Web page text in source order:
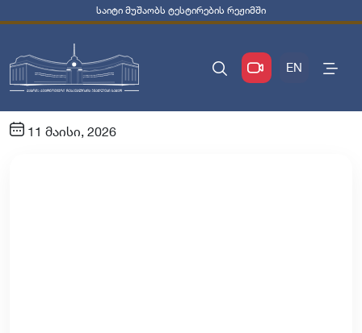
საიტი მუშაობს ტესტირების რეჟიმში
EN
11 მაისი, 2026